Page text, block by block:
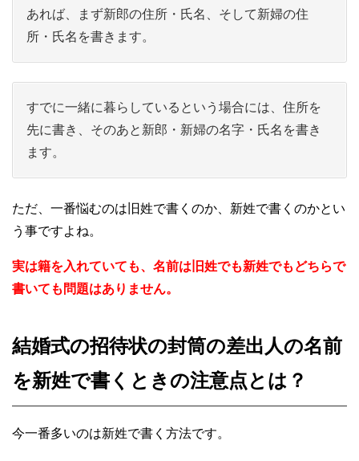
あれば、まず新郎の住所・氏名、そして新婦の住
所・氏名を書きます。
すでに一緒に暮らしているという場合には、住所を
先に書き、そのあと新郎・新婦の名字・氏名を書き
ます。
ただ、一番悩むのは旧姓で書くのか、新姓で書くのかとい
う事ですよね。
実は籍を入れていても、名前は旧姓でも新姓でもどちらで
書いても問題はありません。
結婚式の招待状の封筒の差出人の名前
を新姓で書くときの注意点とは？
今一番多いのは新姓で書く方法です。